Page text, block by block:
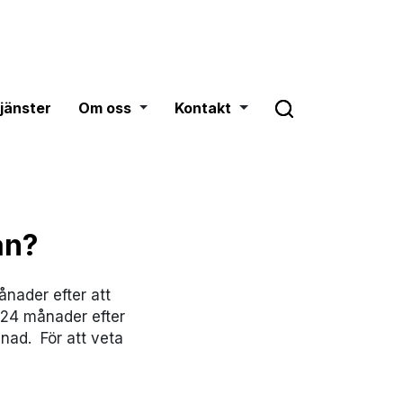
Om oss
Om oss Toggle dropdown
Kontakt
Kontakt Toggle dropdown
efter att
månader efter
För att veta